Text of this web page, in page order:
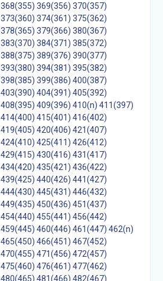
368(355) 369(356) 370(357)
373(360) 374(361) 375(362)
378(365) 379(366) 380(367)
383(370) 384(371) 385(372)
388(375) 389(376) 390(377)
393(380) 394(381) 395(382)
398(385) 399(386) 400(387)
403(390) 404(391) 405(392)
408(395) 409(396) 410(n) 411(397)
414(400) 415(401) 416(402)
419(405) 420(406) 421(407)
424(410) 425(411) 426(412)
429(415) 430(416) 431(417)
434(420) 435(421) 436(422)
439(425) 440(426) 441(427)
444(430) 445(431) 446(432)
449(435) 450(436) 451(437)
454(440) 455(441) 456(442)
459(445) 460(446) 461(447) 462(n)
465(450) 466(451) 467(452)
470(455) 471(456) 472(457)
475(460) 476(461) 477(462)
480(465) 481(466) 482(467)